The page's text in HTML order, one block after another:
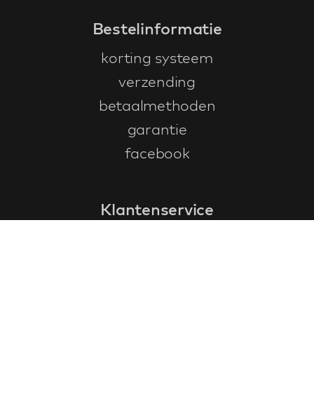
Bestelinformatie
korting systeem
verzending
betaalmethoden
garantie
facebook
Klantenservice